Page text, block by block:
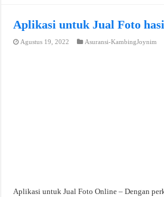
Aplikasi untuk Jual Foto
Agustus 19, 2022 Asuransi-KambingJoynim
Aplikasi untuk Jual Foto Online – Dengan